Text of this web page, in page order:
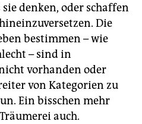
denken, oder schaffen
Die
bestimmen – wie
– sind in
vorhanden oder
von Kategorien zu
Ein bisschen mehr
auch.